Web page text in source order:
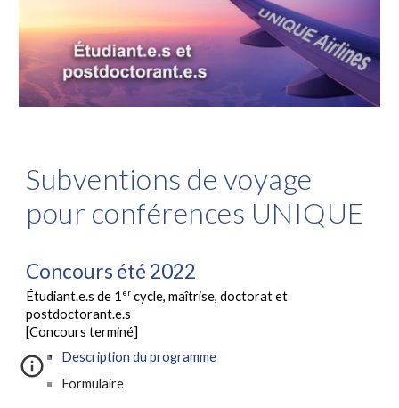
Subventions de voyage
pour conférences UNIQUE
Concours été 2022
Étudiant.e.s de 1 er cycle, maîtrise, doctorat et
postdoctorant.e.s
[Concours terminé]
Description du programme
Formulaire